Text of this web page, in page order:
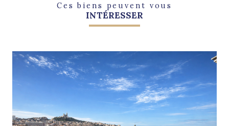
Ces biens peuvent vous
INTÉRESSER